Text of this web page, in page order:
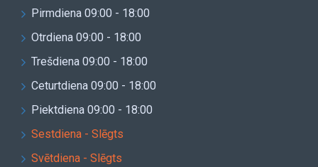
Pirmdiena 09:00 - 18:00
Otrdiena 09:00 - 18:00
Trešdiena 09:00 - 18:00
Ceturtdiena 09:00 - 18:00
Piektdiena 09:00 - 18:00
Sestdiena - Slēgts
Svētdiena - Slēgts